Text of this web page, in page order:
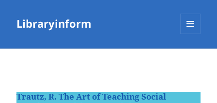
Libraryinform
Trautz, R. The Art of Teaching Social